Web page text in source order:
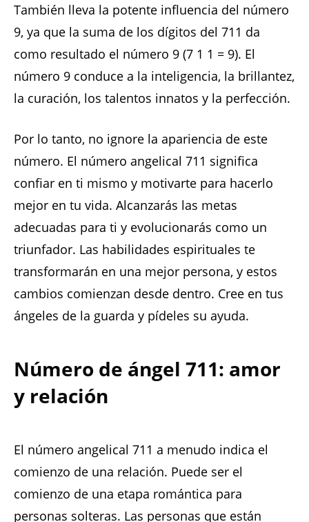
También lleva la potente influencia del número
9, ya que la suma de los dígitos del 711 da
como resultado el número 9 (7 1 1 = 9). El
número 9 conduce a la inteligencia, la brillantez,
la curación, los talentos innatos y la perfección.
Por lo tanto, no ignore la apariencia de este
número. El número angelical 711 significa
confiar en ti mismo y motivarte para hacerlo
mejor en tu vida. Alcanzarás las metas
adecuadas para ti y evolucionarás como un
triunfador. Las habilidades espirituales te
transformarán en una mejor persona, y estos
cambios comienzan desde dentro. Cree en tus
ángeles de la guarda y pídeles su ayuda.
Número de ángel 711: amor
y relación
El número angelical 711 a menudo indica el
comienzo de una relación. Puede ser el
comienzo de una etapa romántica para
personas solteras. Las personas que están